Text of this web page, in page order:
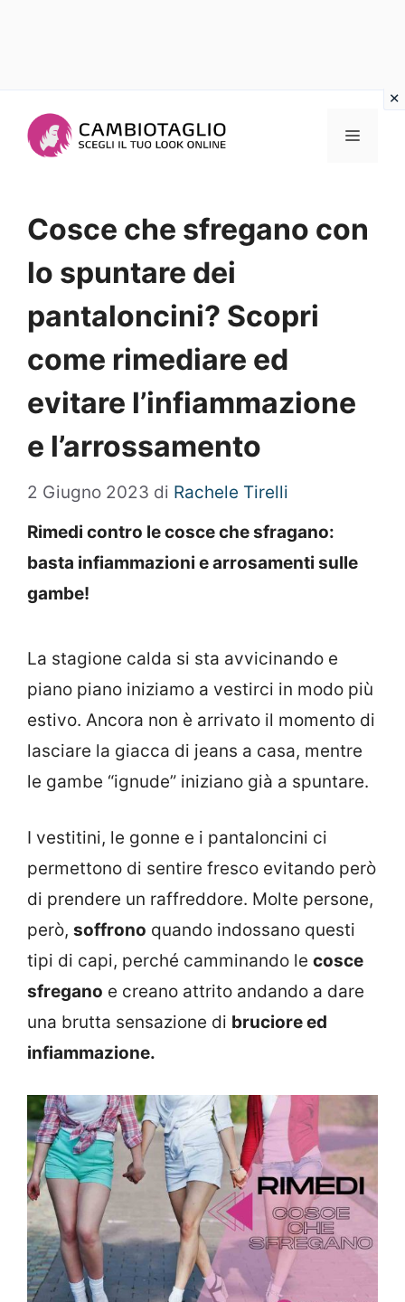
Menu
Cosce che sfregano con
lo spuntare dei
pantaloncini? Scopri
come rimediare ed
evitare l’infiammazione
e l’arrossamento
2 Giugno 2023 di Rachele Tirelli
Rimedi contro le cosce che sfragano:
basta infiammazioni e arrosamenti sulle
gambe!
La stagione calda si sta avvicinando e
piano piano iniziamo a vestirci in modo più
estivo. Ancora non è arrivato il momento di
lasciare la giacca di jeans a casa, mentre
le gambe “ignude” iniziano già a spuntare.
I vestitini, le gonne e i pantaloncini ci
permettono di sentire fresco evitando però
di prendere un raffreddore. Molte persone,
però, soffrono quando indossano questi
tipi di capi, perché camminando le cosce
sfregano e creano attrito andando a dare
una brutta sensazione di brucioreed
infiammazione.